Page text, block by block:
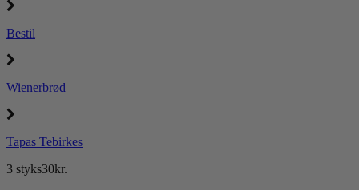
Bestil
Wienerbrød
Tapas Tebirkes
3 styks30kr.